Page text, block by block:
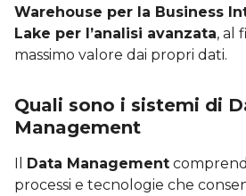
Warehouse per la Business
Lake per l’analisi avanzata, al
massimo valore dai propri dati.
Quali sono i sistemi di
Management
Il Data Management
processi e tecnologie che